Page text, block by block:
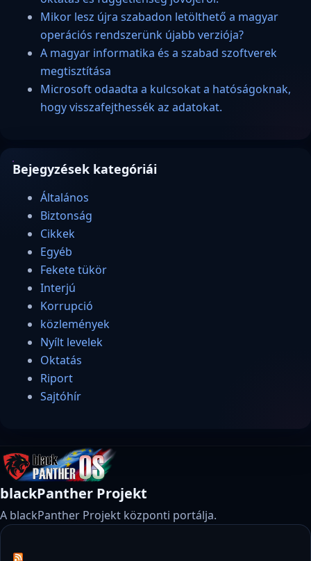
Mikor lesz újra szabadon letölthető a magyar
operációs rendszerünk újabb verziója?
A magyar informatika és a szabad szoftverek
megtisztítása
Microsoft odaadta a kulcsokat a hatóságoknak,
hogy visszafejthessék az adatokat.
Bejegyzések kategóriái
Általános
Biztonság
Cikkek
Egyéb
Fekete tükör
Interjú
Korrupció
közlemények
Nyílt levelek
Oktatás
Riport
Sajtóhír
blackPanther Projekt
A blackPanther Projekt központi portálja.